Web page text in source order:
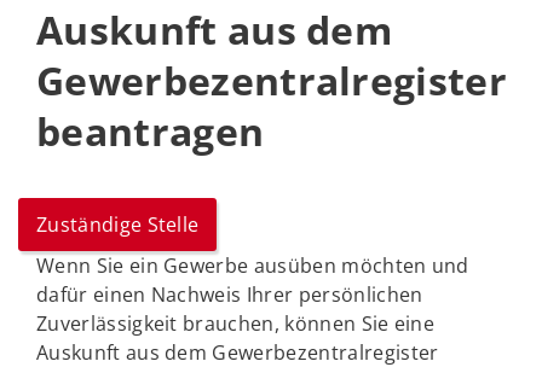
Auskunft aus dem
Gewerbezentralregister
beantragen
Zuständige Stelle
Wenn Sie ein Gewerbe ausüben möchten und
dafür einen Nachweis Ihrer persönlichen
Zuverlässigkeit brauchen, können Sie eine
Auskunft aus dem Gewerbezentralregister